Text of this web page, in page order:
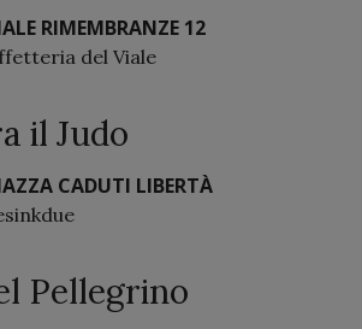
RIMEMBRANZE 12
del Viale
il Judo
CADUTI LIBERTÀ
Pellegrino